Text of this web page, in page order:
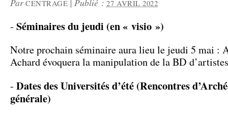
Par CENTRAGE |Publié :27 AVRIL 2022
- Séminaires du jeudi (en « visio »)
Notre prochain séminaire aura lieu le jeudi 5 mai :
Achard évoquera la manipulation de la BD
- Dates des Universités d’été (Rencontres
générale)